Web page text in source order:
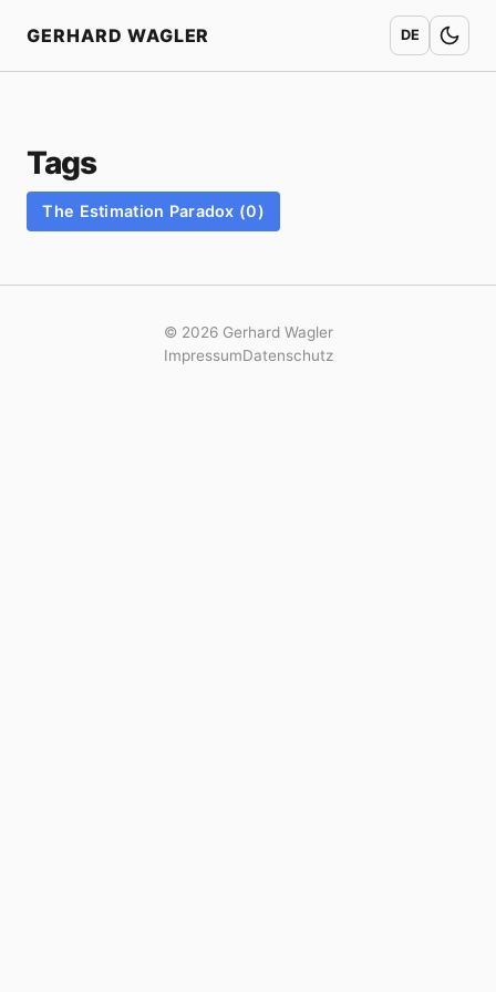
GERHARD WAGLER DE
Tags
The Estimation Paradox (0)
© 2026 Gerhard Wagler
ImpressumDatenschutz